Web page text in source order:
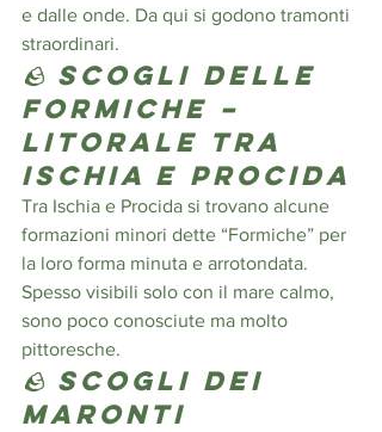
e dalle onde. Da qui si godono tramonti
straordinari.
🪨 Scogli delle
Formiche –
Litorale tra
Ischia e Procida
Tra Ischia e Procida si trovano alcune
formazioni minori dette “Formiche” per
la loro forma minuta e arrotondata.
Spesso visibili solo con il mare calmo,
sono poco conosciute ma molto
pittoresche.
🪨 Scogli dei
Maronti